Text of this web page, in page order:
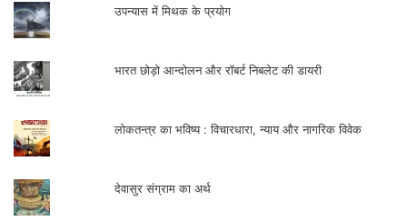
उपन्यास में मिथक के प्रयोग
भारत छोड़ो आन्दोलन और रॉबर्ट निबलेट की डायरी
लोकतन्त्र का भविष्य : विचारधारा, न्याय और नागरिक विवेक
देवासुर संग्राम का अर्थ